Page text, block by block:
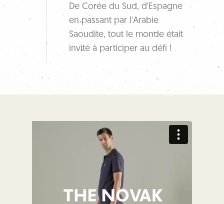
De Corée du Sud, d'Espagne
en passant par l'Arabie
Saoudite, tout le monde était
invité à participer au défi !